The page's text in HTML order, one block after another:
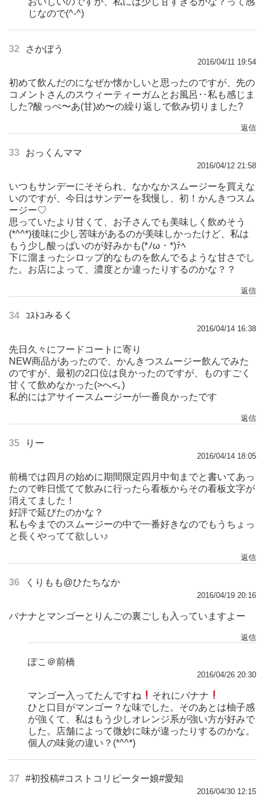
じなので(^-^)
32 さかぼう
2016/04/11 19:54
初めて飲んだのになぜか懐かしいと思ったのですが、先の
コメントさんのスウィーティーガムとお風呂‥私も感じま
した?酸っぺ〜あ(甘)め〜の繰り返しで飲み切りました?
返信
33 おっくんママ
2016/04/12 21:58
いつもサンデーにそそられ、なかなかスムージーを買えな
いのですが、今日はサンデーを我慢し、初！かんきつスム
ージー♡
思っていたより甘くて、お子さんでも美味しく飲めそう
(*^^*)後味に少し苦味があるのが美味しかったけど、私は
もう少し酸っぱいのが好みかも(*ﾉω・*)ﾃﾍ
下に溜まったシロップ的なものを飲んでるような甘さでし
た。お店によって、濃度とか違ったりするのかな？？
返信
34 ｺｽﾄｺみるく
2016/04/14 16:38
先日久々にフードコートに寄り
NEW商品があったので、かんきつスムージー飲んでみた
のですが、最初の2口位は良かったのですが、ものすごく
甘くて飲めなかった(>へ<｡)
私的にはアサイースムージーが一番良かったです
返信
35 りー
2016/04/14 18:05
前橋では四月の始めに期間限定四月中旬までと書いてあっ
たので昨日慌てて飲みに行ったら看板からその看板文字が
消えてました！
好評で延びたのかな？
私も今までのスムージーの中で一番好きなのでもうちょっ
と長くやってて欲しい♪
返信
36 くりもも@ひたちなか
2016/04/19 20:16
バナナとマンゴーとりんごの裏ごしも入っていますよー
返信
ぽこ＠前橋
2016/04/26 20:30
マンゴー入ってたんですね
それにバナナ
ひと口目がマンゴー？な味でした。そのあとは柚子感
が強くて、私はもう少しオレンジ系が強い方が好みで
した。店舗によって微妙に味が違ったりするのかな。
個人の味覚の違い？(*^^*)
37 #初投稿#コストコリピーター娘#愛知
2016/04/30 12:15